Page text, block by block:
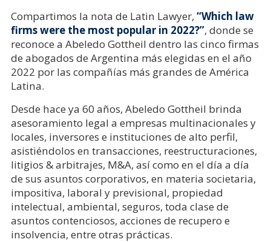
Compartimos la nota de Latin Lawyer, “Which law
firms were the most popular in 2022?”, donde se
reconoce a Abeledo Gottheil dentro las cinco firmas
de abogados de Argentina más elegidas en el año
2022 por las compañías más grandes de América
Latina.
Desde hace ya 60 años, Abeledo Gottheil brinda
asesoramiento legal a empresas multinacionales y
locales, inversores e instituciones de alto perfil,
asistiéndolos en transacciones, reestructuraciones,
litigios & arbitrajes, M&A, así como en el día a día
de sus asuntos corporativos, en materia societaria,
impositiva, laboral y previsional, propiedad
intelectual, ambiental, seguros, toda clase de
asuntos contenciosos, acciones de recupero e
insolvencia, entre otras prácticas.